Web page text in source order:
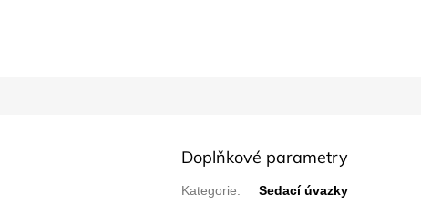
Doplňkové parametry
Kategorie:
Sedací úvazky